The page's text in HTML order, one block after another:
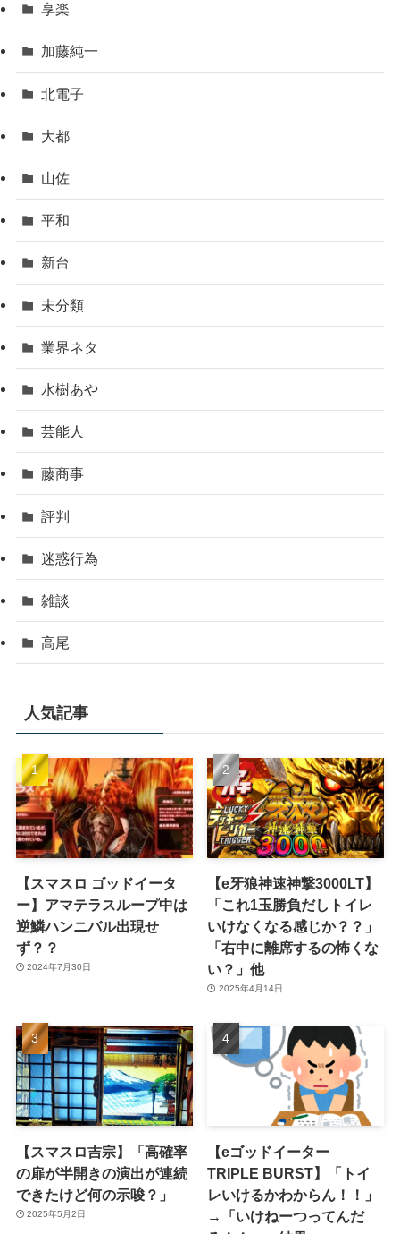
享楽
加藤純一
北電子
大都
山佐
平和
新台
未分類
業界ネタ
水樹あや
芸能人
藤商事
評判
迷惑行為
雑談
高尾
人気記事
【スマスロ ゴッドイータ
ー】アマテラスループ中は
逆鱗ハンニバル出現せ
ず？？
2024年7月30日
【e牙狼神速神撃3000LT】
「これ1玉勝負だしトイレ
いけなくなる感じか？？」
「右中に離席するの怖くな
い？」他
2025年4月14日
【スマスロ吉宗】「高確率
の扉が半開きの演出が連続
できたけど何の示唆？」
2025年5月2日
【eゴッドイーター
TRIPLE BURST】「トイ
レいけるかわからん！！」
→「いけねーつってんだ